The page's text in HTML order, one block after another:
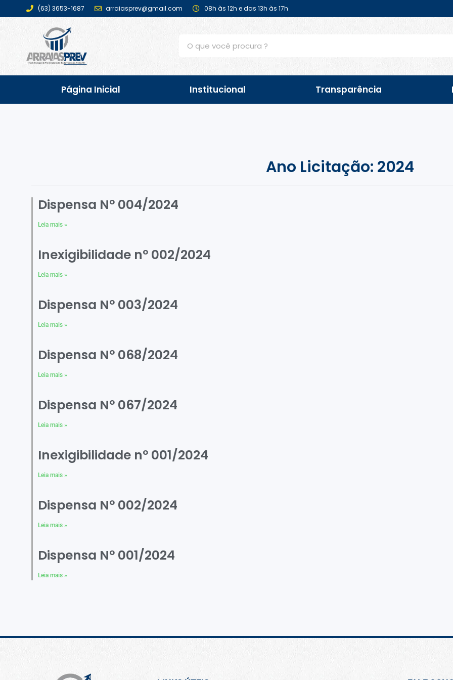
(63) 3653-1687 arraiasprev@gmail.com 08h às 12h e das 13h às 17h
Página Inicial Institucional Transparência
Ano Licitação: 2024
Dispensa Nº 004/2024
Leia mais »
Inexigibilidade nº 002/2024
Leia mais »
Dispensa Nº 003/2024
Leia mais »
Dispensa Nº 068/2024
Leia mais »
Dispensa Nº 067/2024
Leia mais »
Inexigibilidade nº 001/2024
Leia mais »
Dispensa Nº 002/2024
Leia mais »
Dispensa Nº 001/2024
Leia mais »